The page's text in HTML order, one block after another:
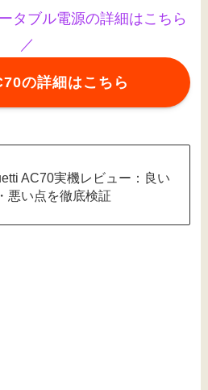
タブル電源の詳細はこちら
／
の詳細はこちら
AC70実機レビュー：良い
悪い点を徹底検証